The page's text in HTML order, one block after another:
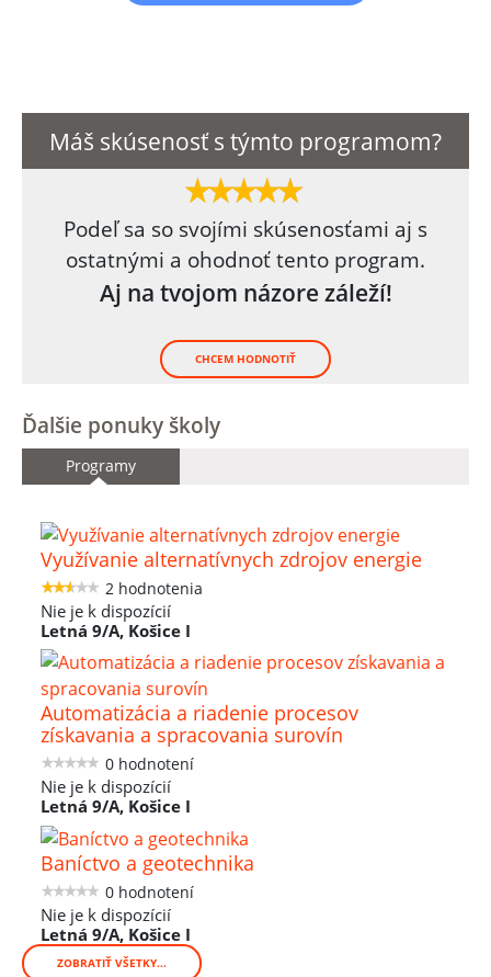
Máš skúsenosť s týmto programom?
Podeľ sa so svojími skúsenosťami aj s
ostatnými a ohodnoť tento program.
Aj na tvojom názore záleží!
CHCEM HODNOTIŤ
Ďalšie ponuky školy
Programy
Využívanie alternatívnych zdrojov energie
2 hodnotenia
Nie je k dispozícií
Letná 9/A, Košice I
Automatizácia a riadenie procesov
získavania a spracovania surovín
0 hodnotení
Nie je k dispozícií
Letná 9/A, Košice I
Baníctvo a geotechnika
0 hodnotení
Nie je k dispozícií
Letná 9/A, Košice I
ZOBRATIŤ VŠETKY...